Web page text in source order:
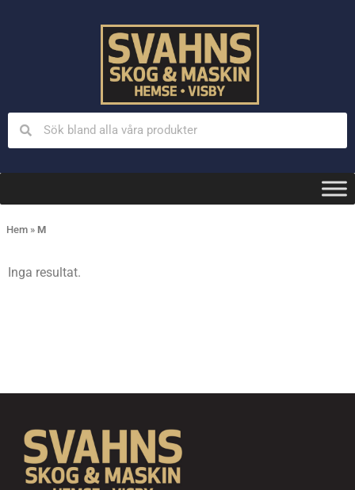
Hem » M
Inga resultat.